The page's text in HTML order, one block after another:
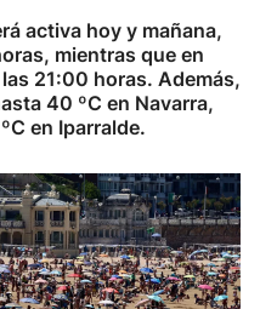
activa hoy y mañana,
mientras que en
21:00 horas. Además,
40 ºC en Navarra,
en Iparralde.